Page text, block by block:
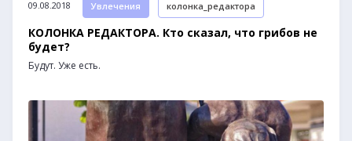
09.08.2018 Увлечения колонка_редактора
КОЛОНКА РЕДАКТОРА. Кто сказал, что грибов не
будет?
Будут. Уже есть.